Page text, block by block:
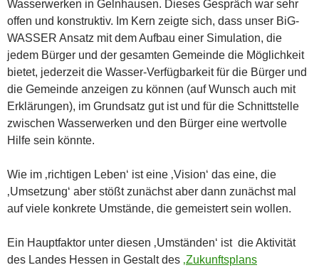
Wasserwerken in Gelnhausen. Dieses Gespräch war sehr
offen und konstruktiv. Im Kern zeigte sich, dass unser BiG-
WASSER Ansatz mit dem Aufbau einer Simulation, die
jedem Bürger und der gesamten Gemeinde die Möglichkeit
bietet, jederzeit die Wasser-Verfügbarkeit für die Bürger und
die Gemeinde anzeigen zu können (auf Wunsch auch mit
Erklärungen), im Grundsatz gut ist und für die Schnittstelle
zwischen Wasserwerken und den Bürger eine wertvolle
Hilfe sein könnte.
Wie im ‚richtigen Leben‘ ist eine ‚Vision‘ das eine, die
‚Umsetzung‘ aber stößt zunächst aber dann zunächst mal
auf viele konkrete Umstände, die gemeistert sein wollen.
Ein Hauptfaktor unter diesen ‚Umständen‘ ist die Aktivität
des Landes Hessen in Gestalt des ‚Zukunftsplans